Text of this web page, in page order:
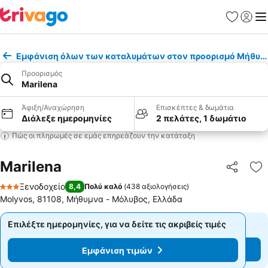
Εμφάνιση όλων των καταλυμάτων στον προορισμό
Προορισμός
Marilena
Άφιξη/Αναχώρηση
Διάλεξε ημερομηνίες
Επισκέπτες & δωμάτια
2 πελάτες, 1 δωμάτιο
Πώς οι πληρωμές σε εμάς επηρεάζουν την κατάταξη
Marilena
3 Αστέρια
Ξενοδοχείο 8,4 Πολύ καλό (438 αξιολογήσεις)
Molyvos, 81108, Μήθυμνα - Μόλυβος, Ελλάδα
Επιλέξτε ημερομηνίες, για να δείτε τις ακριβείς τιμές
Εμφάνιση τιμών
Επιλέξτε ημερομηνίες, για να δείτε τις ακριβείς τιμές
Εμφάνιση τιμών